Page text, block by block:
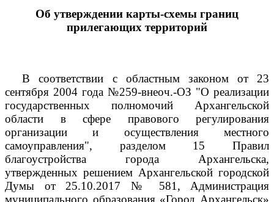
Об утверждении карты-схемы границ
прилегающих территорий
В соответствии с областным законом от 23
сентября 2004 года №259-внеоч.-ОЗ "О реализации
государственных полномочий Архангельской
области в сфере правового регулирования
организации и осуществления местного
самоуправления", разделом 15 Правил
благоустройства города Архангельска,
утвержденных решением Архангельской городской
Думы от 25.10.2017 № 581, Администрация
муниципального образования «Город Архангельск»